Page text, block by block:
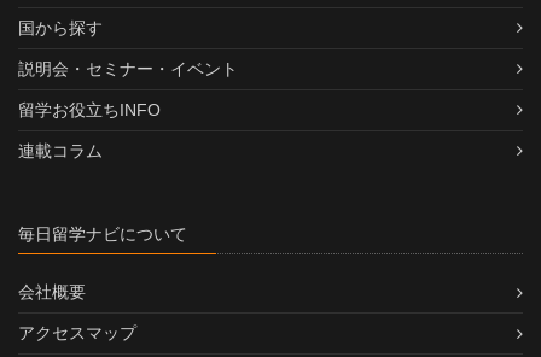
国から探す
説明会・セミナー・イベント
留学お役立ちINFO
連載コラム
毎日留学ナビについて
会社概要
アクセスマップ